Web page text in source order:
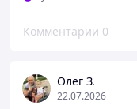
Комментарии 0
Олег З.
22.07.2026